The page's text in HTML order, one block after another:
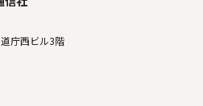
庁西ビル3階